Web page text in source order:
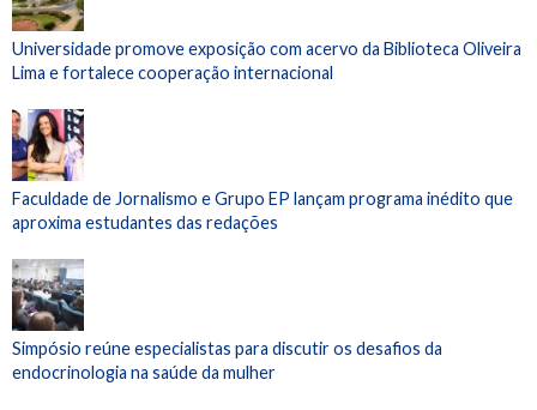
Universidade promove exposição com acervo da Biblioteca Oliveira
Lima e fortalece cooperação internacional
Faculdade de Jornalismo e Grupo EP lançam programa inédito que
aproxima estudantes das redações
Simpósio reúne especialistas para discutir os desafios da
endocrinologia na saúde da mulher